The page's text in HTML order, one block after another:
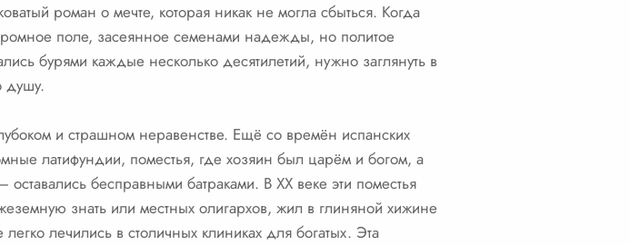
роман о мечте, которая никак не могла сбыться. Когда
поле, засеянное семенами надежды, но политое
бурями каждые несколько десятилетий, нужно заглянуть в
душу.
и страшном неравенстве. Ещё со времён испанских
латифундии, поместья, где хозяин был царём и богом, а
бесправными батраками. В XX веке эти поместья
знать или местных олигархов, жил в глиняной хижине
лечились в столичных клиниках для богатых. Эта